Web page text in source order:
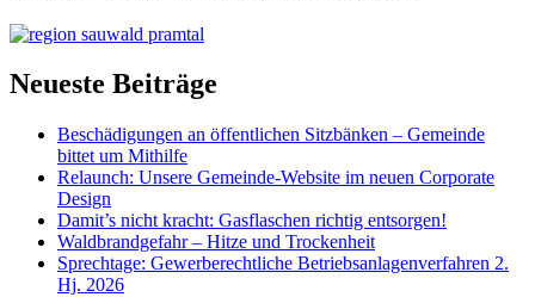
Neueste Beiträge
Beschädigungen an öffentlichen Sitzbänken – Gemeinde
bittet um Mithilfe
Relaunch: Unsere Gemeinde-Website im neuen Corporate
Design
Damit’s nicht kracht: Gasflaschen richtig entsorgen!
Waldbrandgefahr – Hitze und Trockenheit
Sprechtage: Gewerberechtliche Betriebsanlagenverfahren 2.
Hj. 2026